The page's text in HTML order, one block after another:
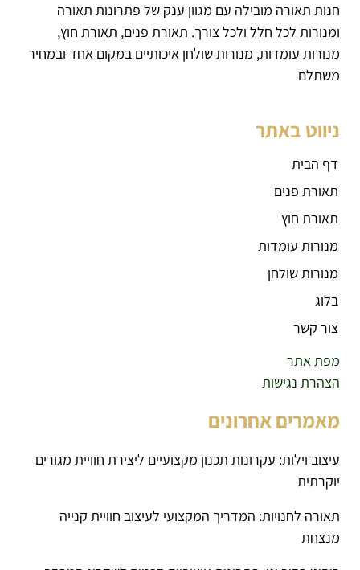
חנות תאורה מובילה עם מגוון ענק של פתרונות תאורה
ומנורות לכל חלל ולכל צורך. תאורת פנים, תאורת חוץ,
מנורות עומדות, מנורות שולחן איכותיים במקום אחד ובמחיר
משתלם
ניווט באתר
דף הבית
תאורת פנים
תאורת חוץ
מנורות עומדות
מנורות שולחן
בלוג
צור קשר
מפת אתר
הצהרת נגישות
מאמרים אחרונים
עיצוב וילות: עקרונות תכנון מקצועיים ליצירת חוויית מגורים
יוקרתית
תאורה לחנויות: המדריך המקצועי לעיצוב חוויית קנייה
מנצחת